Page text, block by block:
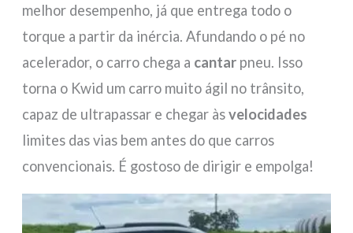
melhor desempenho, já que entrega todo o
torque a partir da inércia. Afundando o pé no
acelerador, o carro chega a cantar pneu. Isso
torna o Kwid um carro muito ágil no trânsito,
capaz de ultrapassar e chegar àsvelocidades
limites das vias bem antes do que carros
convencionais. É gostoso de dirigir e empolga!